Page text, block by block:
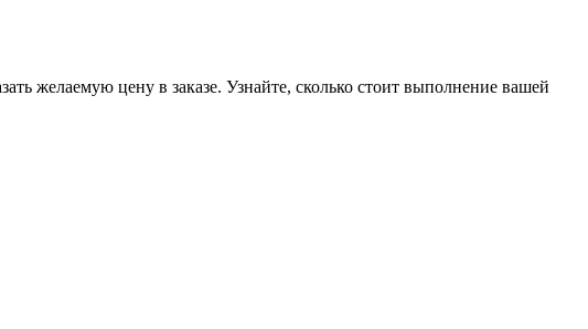
желаемую цену в заказе. Узнайте, сколько стоит выполнение вашей